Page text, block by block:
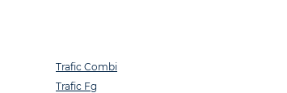
Trafic Combi
Trafic Fg